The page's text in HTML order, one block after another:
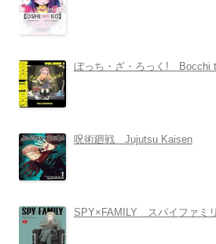
ぼっち・ざ・ろっく! Bocchi
呪術廻戦 Jujutsu Kaisen
SPY×FAMILY スパイファミ